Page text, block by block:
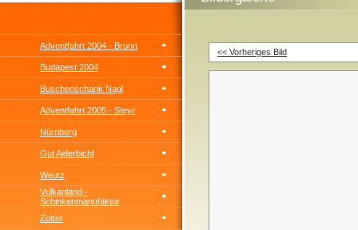
Adventfahrt 2004 - Brünn
Budapest 2004
Buschenschank Nagl
Adventfahrt 2005 - Steyr
Nürnberg
Gut Aiderbichl
Weutz
Vulkanland -
Schinkenmanufaktur
Zotter
<< Vorheriges Bild